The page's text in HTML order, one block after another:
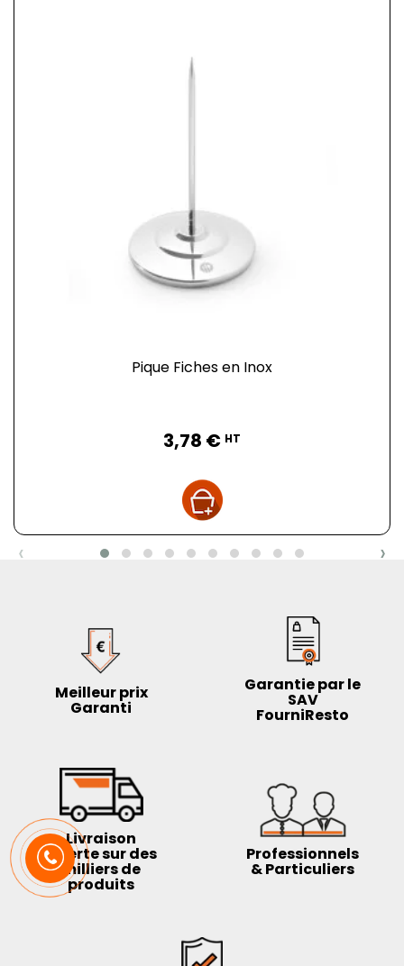
Pique Fiches en Inox
3,78 € HT
‹ ›
Meilleur prix
Garanti
Garantie par le
SAV
FourniResto
Livraison
offerte sur des
milliers de
produits
Professionnels
& Particuliers